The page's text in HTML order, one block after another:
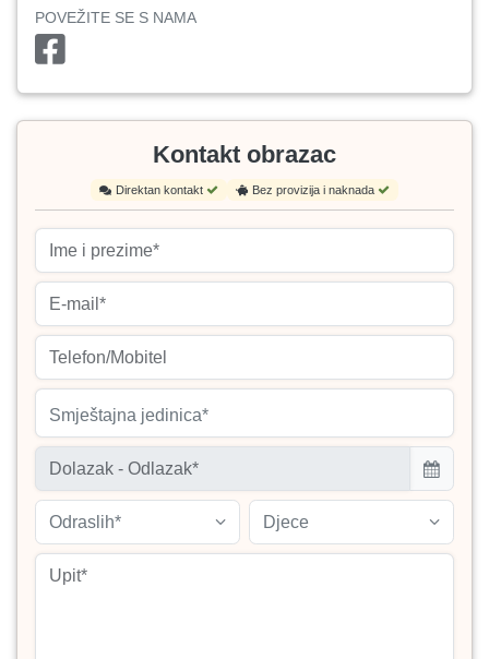
POVEŽITE SE S NAMA
Kontakt obrazac
Direktan kontakt Bez provizija i naknada
Smještajna jedinica*
Odraslih* Djece